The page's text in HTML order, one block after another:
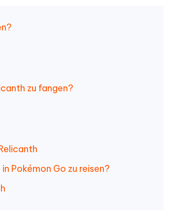
zu fangen?
Pokémon Go zu reisen?